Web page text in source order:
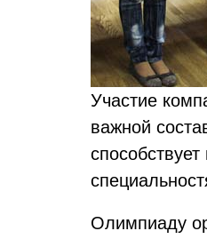
Участие
важной
Олимпиаду